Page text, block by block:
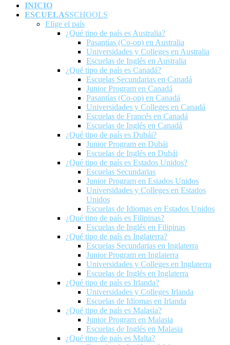
INICIO
ESCUELASSCHOOLS
Elige el país
¿Qué tipo de país es Australia?
Pasantías (Co-op) en Australia
Universidades y Colleges en Australia
Escuelas de Inglés en Australia
¿Qué tipo de país es Canadá?
Escuelas Secundarias en Canadá
Junior Program en Canadá
Pasantías (Co-op) en Canadá
Universidades y Colleges en Canadá
Escuelas de Francés en Canadá
Escuelas de Inglés en Canadá
¿Qué tipo de país es Dubái?
Junior Program en Dubái
Escuelas de Inglés en Dubái
¿Qué tipo de país es Estados Unidos?
Escuelas Secundarias
Junior Program en Estados Unidos
Universidades y Colleges en Estados
Unidos
Escuelas de Idiomas en Estados Unidos
¿Qué tipo de país es Filipinas?
Escuelas de Inglés en Filipinas
¿Qué tipo de país es Inglaterra?
Escuelas Secundarias en Inglaterra
Junior Program en Inglaterra
Universidades y Colleges en Inglaterra
Escuelas de Inglés en Inglaterra
¿Qué tipo de país es Irlanda?
Universidades y Colleges Irlanda
Escuelas de Idiomas en Irlanda
¿Qué tipo de país es Malasia?
Junior Program en Malasia
Escuelas de Inglés en Malasia
¿Qué tipo de país es Malta?